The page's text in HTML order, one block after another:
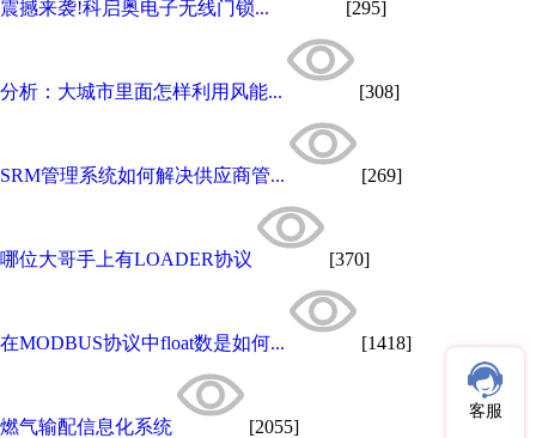
震撼来袭!科启奥电子无线门锁... [295]
分析：大城市里面怎样利用风能... [308]
SRM管理系统如何解决供应商管... [269]
哪位大哥手上有LOADER协议 [370]
在MODBUS协议中float数是如何... [1418]
燃气输配信息化系统 [2055]
客服